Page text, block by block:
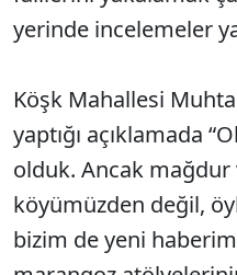
yerinde incelemeler
Köşk Mahallesi
yaptığı açıklamada
olduk. Ancak
köyümüzden değil,
bizim de yeni